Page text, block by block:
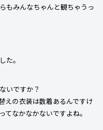
もみんなちゃんと観ちゃうっ
た。
いですか？
えの衣装は数着あるんですけ
てなかなかないですよね。